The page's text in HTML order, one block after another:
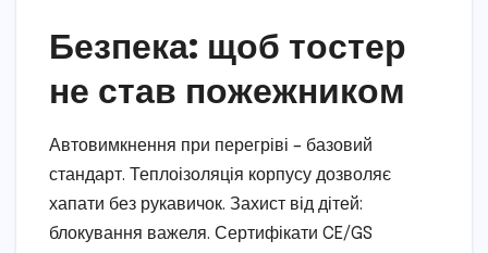
Безпека: щоб тостер
не став пожежником
Автовимкнення при перегріві – базовий
стандарт. Теплоізоляція корпусу дозволяє
хапати без рукавичок. Захист від дітей:
блокування важеля. Сертифікати CE/GS